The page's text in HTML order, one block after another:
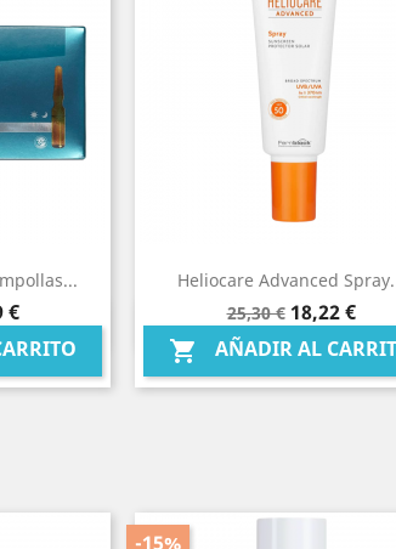
€
Heliocare Advanced
Precio
base
25,30 € Precio
18,22 €
 AÑADIR AL
Vista rápida
-15%